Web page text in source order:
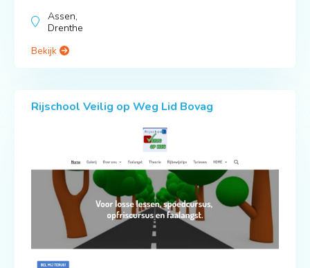
Assen,
Drenthe
Bekijk
Rijschool Veilig op Weg Lid Bovag